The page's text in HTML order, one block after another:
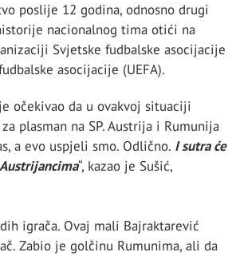
poslije 12 godina, odnosno drugi
nacionalnog tima otići na
Svjetske fudbalske asocijacije
asocijacije (UEFA).
očekivao da u ovakvoj situaciji
plasman na SP. Austrija i Rumunija
a evo uspjeli smo. Odlično. I sutra će
“, kazao je Sušić,
igrača. Ovaj mali Bajraktarević
Zabio je golčinu Rumunima, ali da